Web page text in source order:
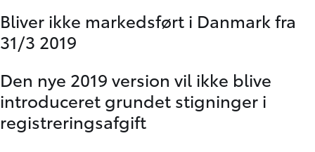
Bliver ikke markedsført i Danmark fra
31/3 2019
Den nye 2019 version vil ikke blive
introduceret grundet stigninger i
registreringsafgift